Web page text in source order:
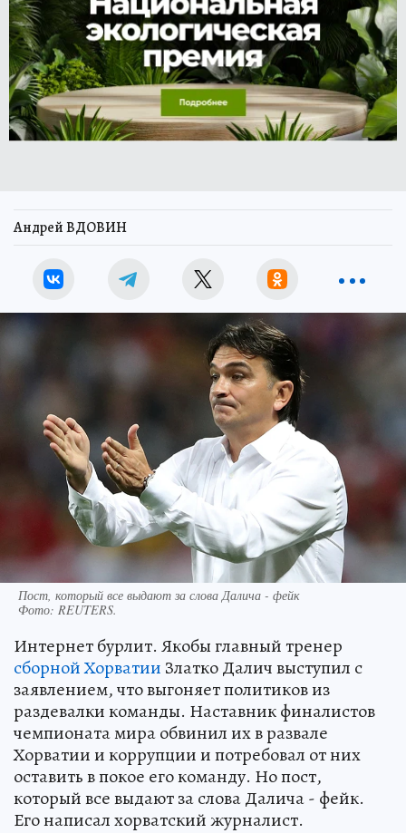
Андрей ВДОВИН
Пост, который все выдают за слова Далича - фейк
Фото: REUTERS.
Интернет бурлит. Якобы главный тренер
сборной Хорватии Златко Далич выступил с
заявлением, что выгоняет политиков из
раздевалки команды. Наставник финалистов
чемпионата мира обвинил их в развале
Хорватии и коррупции и потребовал от них
оставить в покое его команду. Но пост,
который все выдают за слова Далича - фейк.
Его написал хорватский журналист.